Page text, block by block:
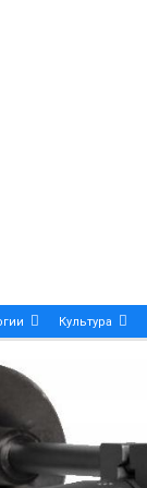
Культура
Elegance And Precision